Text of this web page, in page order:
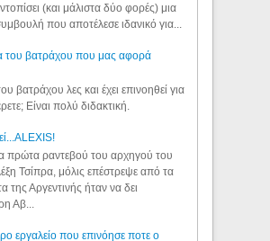
(και μάλιστα δύο φορές) μια
που αποτέλεσε ιδανικό για...
του βατράχου που μας αφορά
βατράχου λες και έχει επινοηθεί για
Είναι πολύ διδακτική.
πρώτα ραντεβού του αρχηγού του
Τσίπρα, μόλις επέστρεψε από τα
της Αργεντινής ήταν να δει
Αβ...
εργαλείο που επινόησε ποτε ο